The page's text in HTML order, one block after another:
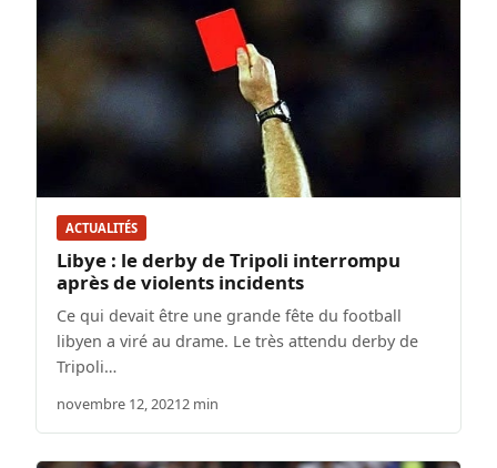
ACTUALITÉS
Libye : le derby de Tripoli interrompu
après de violents incidents
Ce qui devait être une grande fête du football
libyen a viré au drame. Le très attendu derby de
Tripoli…
novembre 12, 20212 min